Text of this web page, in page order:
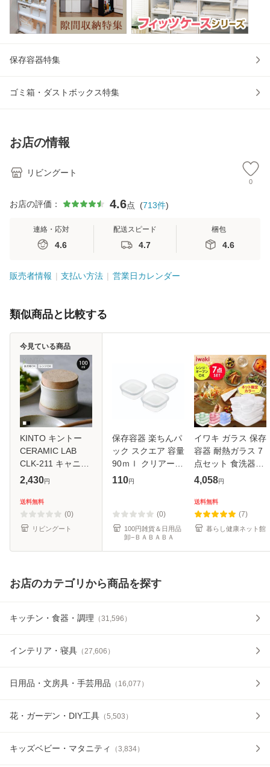
保存容器特集
ゴミ箱・ダストボックス特集
お店の情報
リビングート
0
お店の評価： 4.6点 (713件)
連絡・応対
4.6
配送スピード
4.7
梱包
4.6
販売者情報 支払い方法 営業日カレンダー
類似商品と比較する
KINTO キントー
CERAMIC LAB
CLK-211 キャニス
ター 100ml （ 食
存容器 調味料容器
調味料ポット 電子
レンジ対応 シュ
2,430円
送料無料
(0)
リビングート
今見ている商品
保存容器 楽ちんパ
ック スクエア 容量
90ｍｌ クリアーホ
ワイト 3個入 (100
均)
110円
(0)
100円雑貨＆日用品
卸−ＢＡＢＡＢＡ
イワキ ガラス 保存
容器 耐熱ガラス 7
点セット 食洗器対
応 お手入れ簡単 レ
耐熱容器 耐熱皿 作
り置き ストック 重
ねて
4,058円
送料無料
(7)
暮らし健康ネット館
お店のカテゴリから商品を探す
キッチン・食器・調理 （31,596 ）
インテリア・寝具 （ 27,606 ）
日用品・文房具・手芸用品 （ 16,077 ）
花・ガーデン・DIY工具 （5,503 ）
キッズベビー・マタニティ （3,834）